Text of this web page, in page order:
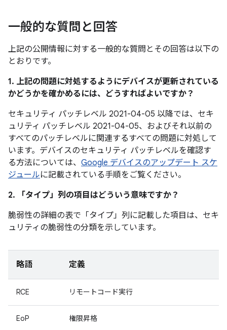
一般的な質問と回答
上記の公開情報に対する一般的な質問とその回答は以下の
とおりです。
1. 上記の問題に対処するようにデバイスが更新されている
かどうかを確かめるには、どうすればよいですか？
セキュリティ パッチレベル 2021-04-05 以降では、セキ
ュリティ パッチレベル 2021-04-05、およびそれ以前の
すべてのパッチレベルに関連するすべての問題に対処して
います。デバイスのセキュリティ パッチレベルを確認す
る方法については、 Google デバイスのアップデート スケ
ジュールに記載されている手順をご覧ください。
2. 「タイプ」 列の項目はどういう意味ですか？
脆弱性の詳細の表で「タイプ」 列に記載した項目は、セキ
ュリティの脆弱性の分類を示しています。
略語 定義
RCE リモートコード実行
EoP 権限昇格